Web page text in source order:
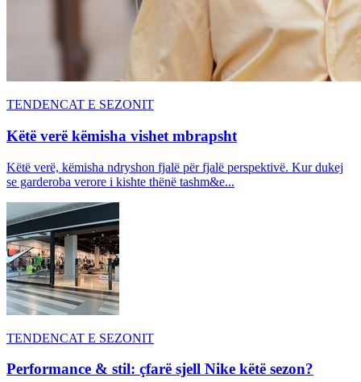
TENDENCAT E SEZONIT
Këtë verë këmisha vishet mbrapsht
Këtë verë, këmisha ndryshon fjalë për fjalë perspektivë. Kur dukej
se garderoba verore i kishte thënë tashm&e...
TENDENCAT E SEZONIT
Performance & stil: çfarë sjell Nike këtë sezon?